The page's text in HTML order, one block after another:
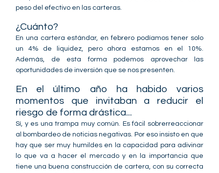
peso del efectivo en las carteras.
¿Cuánto?
En una cartera estándar, en febrero podíamos tener solo
un 4% de liquidez, pero ahora estamos en el 10%.
Además, de esta forma podemos aprovechar las
oportunidades de inversión que se nos presenten.
En el último año ha habido varios
momentos que invitaban a reducir el
riesgo de forma drástica...
Sí, y es una trampa muy común. Es fácil sobrerreaccionar
al bombardeo de noticias negativas. Por eso insisto en que
hay que ser muy humildes en la capacidad para adivinar
lo que va a hacer el mercado y en la importancia que
tiene una buena construcción de cartera, con su correcta